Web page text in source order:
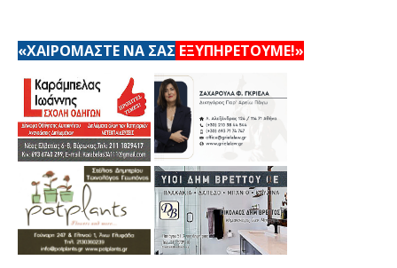
«ΧΑΙΡΟΜΑΣΤΕ ΝΑ ΣΑΣ ΕΞΥΠΗΡΕΤΟΥΜΕ!»